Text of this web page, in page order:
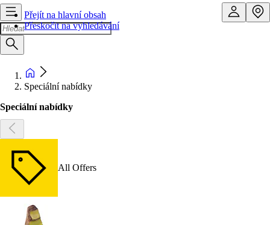
Přejít na hlavní obsah
Přeskočit na vyhledávání
Speciální nabídky
Speciální nabídky
All Offers